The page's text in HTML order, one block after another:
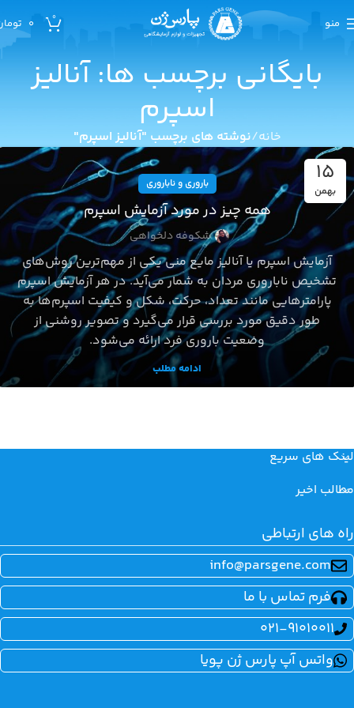
منو 0
0
بایگانی برچسب ها: آنالیز
اسپرم
خانه نوشته های برچسب "آنالیز اسپرم"
15
بهمن
باروری و ناباروری
همه چیز در مورد آزمایش اسپرم
شکوفه دلخواهی
آزمایش اسپرم یا آنالیز مایع منی یکی از مهم‌ترین روش‌های
تشخیص ناباروری مردان به شمار می‌آید. در هر آزمایش اسپرم
پارامترهایی مانند تعداد، حرکت، شکل و کیفیت اسپرم‌ها به
طور دقیق مورد بررسی قرار می‌گیرد و تصویر روشنی از
وضعیت باروری فرد ارائه می‌شود.
ادامه مطلب
لینک های سریع
مطالب اخیر
راه های ارتباطی
info@parsgene.com
فرم تماس با ما
021-91010011
واتس آپ پارس ژن پویا